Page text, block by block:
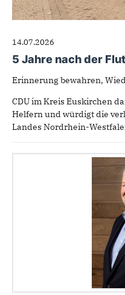
14.07.2026
5 Jahre nach der
Erinnerung bewahren,
CDU im Kreis Euskirchen
Helfern und würdigt die
Landes Nordrhein-